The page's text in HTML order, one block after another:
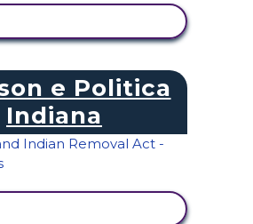
e Politica
Indiana